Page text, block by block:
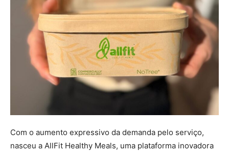
Com o aumento expressivo da demanda pelo serviço,
nasceu a AllFit Healthy Meals, uma plataforma inovadora